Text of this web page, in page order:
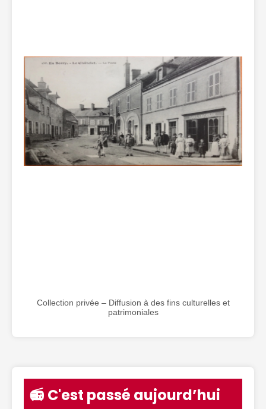
Collection privée – Diffusion à des fins culturelles et
patrimoniales
📻 C'est passé aujourd’hui